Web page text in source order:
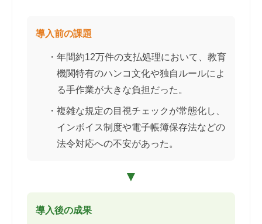
導入前の課題
・年間約12万件の支払処理において、教育
機関特有のハンコ文化や独自ルールによ
る手作業が大きな負担だった。
・複雑な規定の目視チェックが常態化し、
インボイス制度や電子帳簿保存法などの
法令対応への不安があった。
▼
導入後の成果